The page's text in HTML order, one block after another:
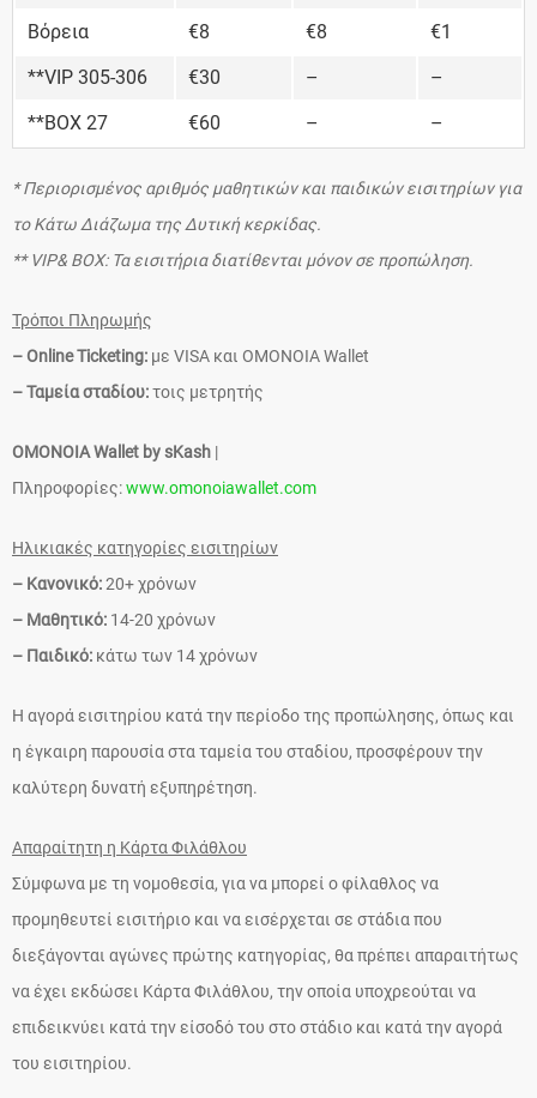
Βόρεια
€8 €8
€1
**VIP 305-306
€30 –
–
**BOX 27
€60 – –
* Περιορισμένος αριθμός μαθητικών και παιδικών εισιτηρίων για
το Κάτω Διάζωμα της Δυτική κερκίδας.
** VIP& BOX: Τα εισιτήρια διατίθενται μόνον σε προπώληση.
Τρόποι Πληρωμής
– Online Ticketing: με VISA και ΟΜΟΝΟΙΑ Wallet
– Ταμεία σταδίου:τοις μετρητής
OMONOIA Wallet by sKash |
Πληροφορίες:www.omonoiawallet.com
Ηλικιακές κατηγορίες εισιτηρίων
– Κανονικό:20+ χρόνων
– Μαθητικό: 14-20 χρόνων
– Παιδικό: κάτω των 14 χρόνων
Η αγορά εισιτηρίου κατά την περίοδο της προπώλησης, όπως και
η έγκαιρη παρουσία στα ταμεία του σταδίου, προσφέρουν την
καλύτερη δυνατή εξυπηρέτηση.
Απαραίτητη η Κάρτα Φιλάθλου
Σύμφωνα με τη νομοθεσία, για να μπορεί ο φίλαθλος να
προμηθευτεί εισιτήριο και να εισέρχεται σε στάδια που
διεξάγονται αγώνες πρώτης κατηγορίας, θα πρέπει απαραιτήτως
να έχει εκδώσει Κάρτα Φιλάθλου, την οποία υποχρεούται να
επιδεικνύει κατά την είσοδό του στο στάδιο και κατά την αγορά
του εισιτηρίου.